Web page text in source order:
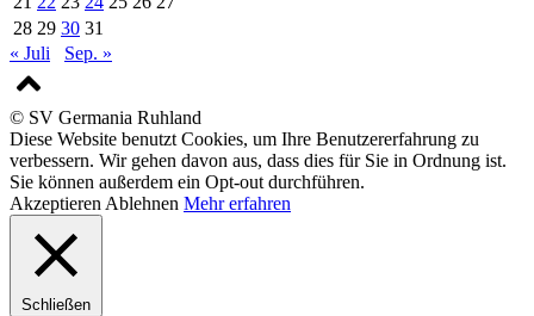
28 29 30 31
« Juli
Sep. »
© SV Germania Ruhland
Diese Website benutzt Cookies, um Ihre Benutzererfahrung zu
verbessern. Wir gehen davon aus, dass dies für Sie in Ordnung ist.
Sie können außerdem ein Opt-out durchführen.
Akzeptieren Ablehnen Mehr erfahren
Schließen